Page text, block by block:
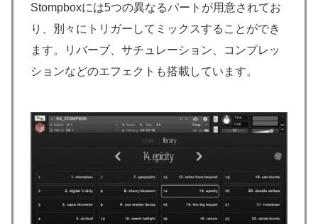
Stompboxには5つの異なるパートが用意されてお
り、別々にトリガーしてミックスすることができ
ます。リバーブ、サチュレーション、コンプレッ
ションなどのエフェクトも搭載しています。